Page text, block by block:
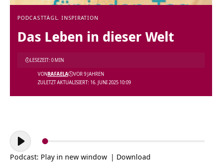
PODCASTTÄGL. INSPIRATION
Das Leben in dieser Welt
ZULETZT AKTUALISIERT: 16. JUNI 2025 10:09
VONRAFAELA VOR 9 JAHREN
LESEZEIT: 0 MIN
Audio-
Player
Podcast: Play in new window | Download